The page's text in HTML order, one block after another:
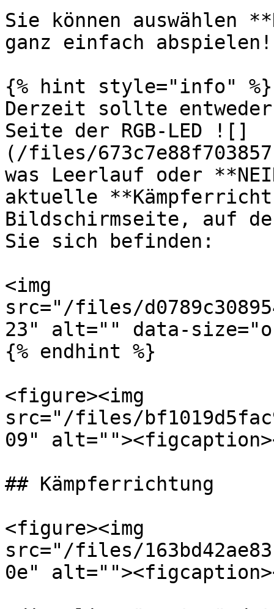
Sie können auswählen
ganz einfach abspielen!
{% hint style="info" %}
Derzeit sollte
Seite der RGB-LED ![]
(/files/
was Leerlauf oder
aktuelle
Bildschirmseite, auf der
Sie sich befinden:
<img
src="/files/
23" alt="" data-
{% endhint %}
<figure><img
src="/files/
09"
## Kämpferrichtung
<figure><img
src="/files/
0e"